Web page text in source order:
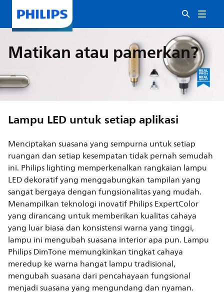
Matikan atau pamerkan?
Lampu LED untuk setiap aplikasi
Menciptakan suasana yang sempurna untuk setiap
ruangan dan setiap kesempatan tidak pernah semudah
ini. Philips lighting memperkenalkan rangkaian lampu
LED dekoratif yang menggabungkan tampilan yang
sangat bergaya dengan fungsionalitas yang mudah.
Menampilkan teknologi inovatif Philips ExpertColor
yang dirancang untuk memberikan kualitas cahaya
yang luar biasa dan konsistensi warna yang tinggi,
lampu ini mengubah suasana interior apa pun. Lampu
Philips DimTone memungkinkan tingkat cahaya
meredup ke warna hangat lampu tradisional,
mengubah suasana dari pencahayaan fungsional
menjadi suasana yang mengundang dan nyaman.